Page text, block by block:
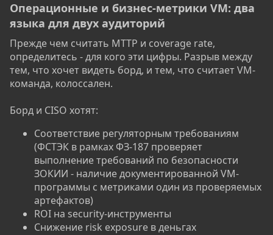
Операционные и бизнес-метрики VM: два
языка для двух аудиторий​
Прежде чем считать MTTP и coverage rate,
определитесь - для кого эти цифры. Разрыв между
тем, что хочет видеть борд, и тем, что считает VM-
команда, колоссален.
Борд и CISO хотят:
Соответствие регуляторным требованиям
(ФСТЭК в рамках ФЗ-187 проверяет
выполнение требований по безопасности
ЗОКИИ - наличие документированной VM-
программы с метриками один из проверяемых
артефактов)
ROI на security-инструменты
Снижение risk exposure в деньгах